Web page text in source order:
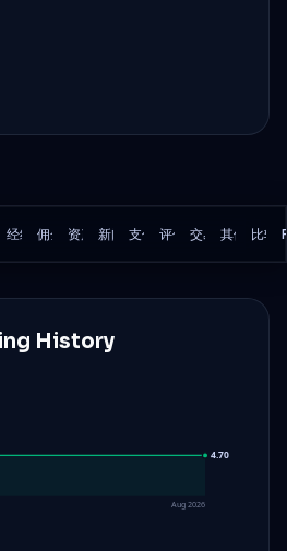
经纪商佣金 资产 新闻交易
支付 评估 交易规则其他细节
比较
History
4.70
Aug 2026